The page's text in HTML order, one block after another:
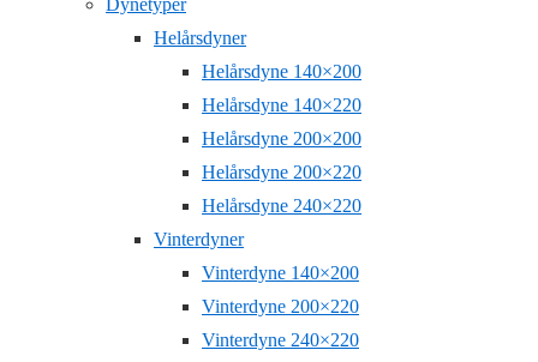
Dynetyper
Helårsdyner
Helårsdyne 140×200
Helårsdyne 140×220
Helårsdyne 200×200
Helårsdyne 200×220
Helårsdyne 240×220
Vinterdyner
Vinterdyne 140×200
Vinterdyne 200×220
Vinterdyne 240×220